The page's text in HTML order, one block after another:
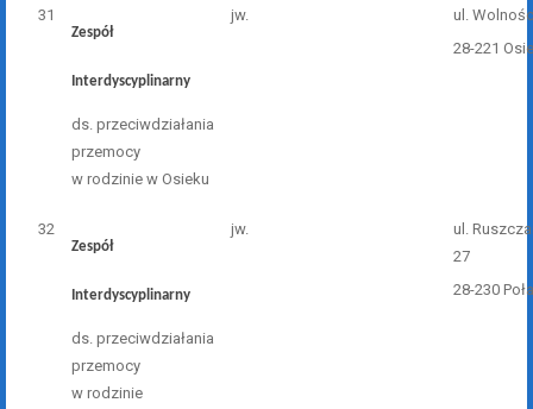
31
Zespół
Interdyscyplinarny
ds. przeciwdziałania
przemocy
w rodzinie w Osieku
jw.
ul.
28-221
32
Zespół
Interdyscyplinarny
ds. przeciwdziałania
przemocy
w rodzinie
jw.
ul.
27
28-230